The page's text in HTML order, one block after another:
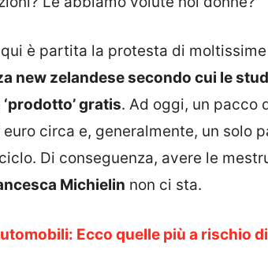
è partita la protesta di
new zelandese secondo cui le
gratis. Ad oggi, un pacco
circa e, generalmente, un solo
Di conseguenza, avere le
Michielin non ci sta.
Ecco quelle più a rischio